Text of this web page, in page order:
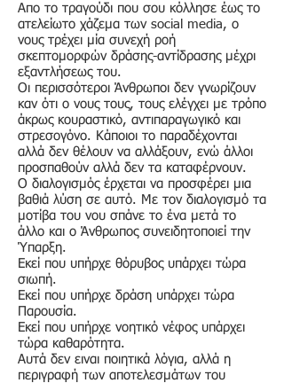
Απο το τραγούδι που σου κόλλησε έως το
ατελείωτο χάζεμα των social media, ο
νους τρέχει μία συνεχή ροή
σκεπτομορφών δράσης-αντίδρασης μέχρι
εξαντλήσεως του.
Οι περισσότεροι Άνθρωποι δεν γνωρίζουν
καν ότι ο νους τους, τους ελέγχει με τρόπο
άκρως κουραστικό, αντιπαραγωγικό και
στρεσογόνο. Κάποιοι το παραδέχονται
αλλά δεν θέλουν να αλλάξουν, ενώ άλλοι
προσπαθούν αλλά δεν τα καταφέρνουν.
Ο διαλογισμός έρχεται να προσφέρει μια
βαθιά λύση σε αυτό. Με τον διαλογισμό τα
μοτίβα του νου σπάνε το ένα μετά το
άλλο και ο Άνθρωπος συνειδητοποιεί την
Ύπαρξη.
Εκεί που υπήρχε θόρυβος υπάρχει τώρα
σιωπή.
Εκεί που υπήρχε δράση υπάρχει τώρα
Παρουσία.
Εκεί που υπήρχε νοητικό νέφος υπάρχει
τώρα καθαρότητα.
Αυτά δεν ειναι ποιητικά λόγια, αλλά η
περιγραφή των αποτελεσμάτων του